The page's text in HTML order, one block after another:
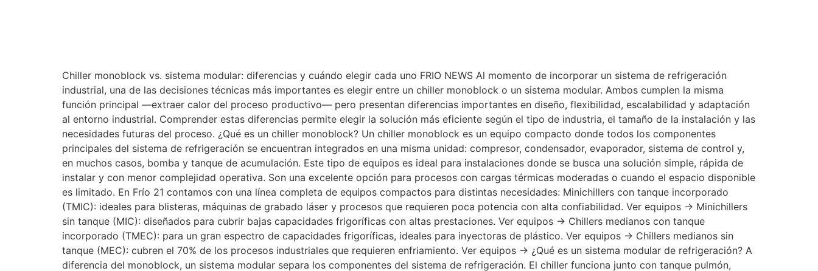
Chiller monoblock vs. sistema modular: diferencias y cuándo elegir cada uno FRIO NEWS Al momento de incorporar un sistema de refrigeración
industrial, una de las decisiones técnicas más importantes es elegir entre un chiller monoblock o un sistema modular. Ambos cumplen la misma
función principal —extraer calor del proceso productivo— pero presentan diferencias importantes en diseño, flexibilidad, escalabilidad y adaptación
al entorno industrial. Comprender estas diferencias permite elegir la solución más eficiente según el tipo de industria, el tamaño de la instalación y las
necesidades futuras del proceso. ¿Qué es un chiller monoblock? Un chiller monoblock es un equipo compacto donde todos los componentes
principales del sistema de refrigeración se encuentran integrados en una misma unidad: compresor, condensador, evaporador, sistema de control y,
en muchos casos, bomba y tanque de acumulación. Este tipo de equipos es ideal para instalaciones donde se busca una solución simple, rápida de
instalar y con menor complejidad operativa. Son una excelente opción para procesos con cargas térmicas moderadas o cuando el espacio disponible
es limitado. En Frío 21 contamos con una línea completa de equipos compactos para distintas necesidades: Minichillers con tanque incorporado
(TMIC): ideales para blisteras, máquinas de grabado láser y procesos que requieren poca potencia con alta confiabilidad. Ver equipos → Minichillers
sin tanque (MIC): diseñados para cubrir bajas capacidades frigoríficas con altas prestaciones. Ver equipos → Chillers medianos con tanque
incorporado (TMEC): para un gran espectro de capacidades frigoríficas, ideales para inyectoras de plástico. Ver equipos → Chillers medianos sin
tanque (MEC): cubren el 70% de los procesos industriales que requieren enfriamiento. Ver equipos → ¿Qué es un sistema modular de refrigeración? A
diferencia del monoblock, un sistema modular separa los componentes del sistema de refrigeración. El chiller funciona junto con tanque pulmón,